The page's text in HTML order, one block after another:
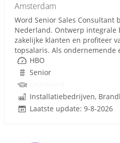
Amsterdam
Word Senior Sales Consultant
Nederland. Ontwerp integrale
zakelijke klanten en profiteer
topsalaris. Als ondernemende
HBO
Senior
Installatiebedrijven,
Laatste update: 9-8-2026